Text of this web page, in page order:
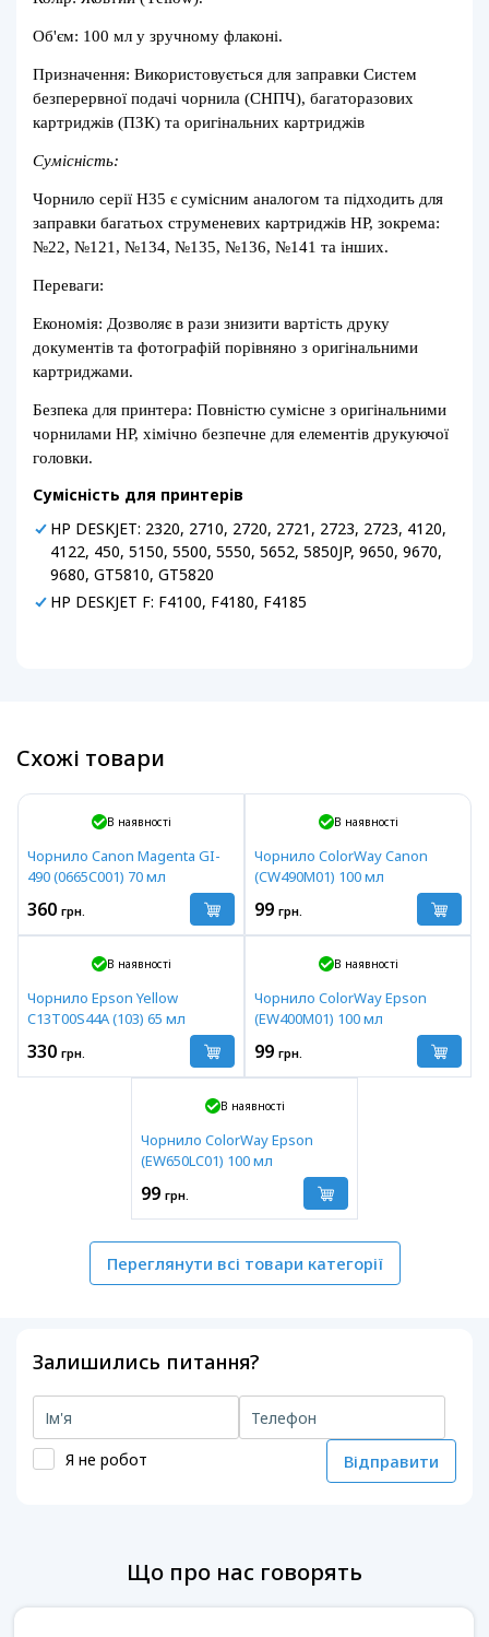
Об'єм: 100 мл у зручному флаконі.
Призначення: Використовується для заправки Систем
безперервної подачі чорнила (СНПЧ), багаторазових
картриджів (ПЗК) та оригінальних картриджів
Сумісність:
Чорнило серії H35 є сумісним аналогом та підходить для
заправки багатьох струменевих картриджів HP, зокрема:
№22, №121, №134, №135, №136, №141 та інших.
Переваги:
Економія: Дозволяє в рази знизити вартість друку
документів та фотографій порівняно з оригінальними
картриджами.
Безпека для принтера: Повністю сумісне з оригінальними
чорнилами HP, хімічно безпечне для елементів друкуючої
головки.
Сумісність для принтерів
HP DESKJET: 2320, 2710, 2720, 2721, 2723, 2723, 4120,
4122, 450, 5150, 5500, 5550, 5652, 5850JP, 9650, 9670,
9680, GT5810, GT5820
HP DESKJET F: F4100, F4180, F4185
Схожі товари
В наявності
Чорнило Canon Magenta GI-
490 (0665C001) 70 мл
360 грн.
В наявності
Чорнило ColorWay Canon
(CW490M01) 100 мл
99 грн.
В наявності
Чорнило Epson Yellow
C13T00S44A (103) 65 мл
330 грн.
В наявності
Чорнило ColorWay Epson
(EW400M01) 100 мл
99 грн.
В наявності
Чорнило ColorWay Epson
(EW650LC01) 100 мл
99 грн.
Переглянути всі товари категорії
Залишились питання?
Я не робот Відправити
Що про нас говорять